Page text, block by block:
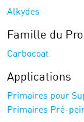
Alkydes
Famille du
Carbocoat
Applications
Primaires pour
Primaires Pré-